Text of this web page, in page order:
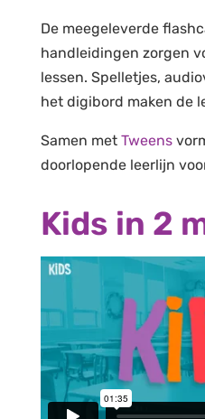
De meegeleverde
handleidingen zorgen
lessen. Spelletjes,
het digibord maken de
Samen met Tweens
doorlopende leerlijn
Kids in 2